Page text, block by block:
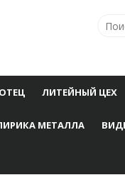
ЛИТЕЙНЫЙ ЦЕХ
МЕТАЛЛА